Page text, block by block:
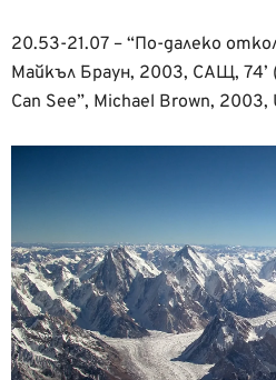
20.53-21.07 – “По-далеко
Майкъл Браун, 2003, САЩ, 74’
Can See”, Michael Brown, 2003,